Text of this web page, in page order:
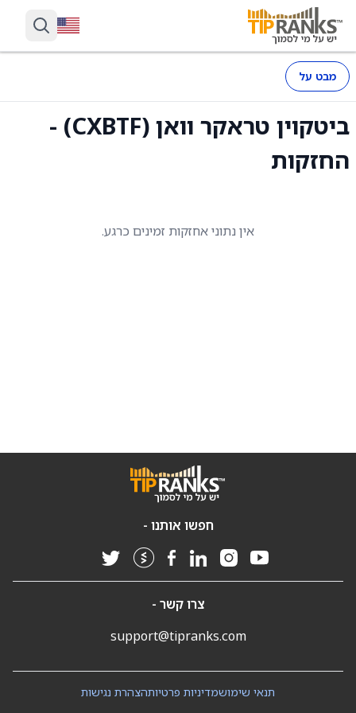
מבט על
ביטקוין טראקר וואן (CXBTF) -
החזקות
אין נתוני אחזקות זמינים כרגע.
חפשו אותנו -
צרו קשר -
support@tipranks.com
הצהרת נגישותמדיניות פרטיותתנאי שימוש